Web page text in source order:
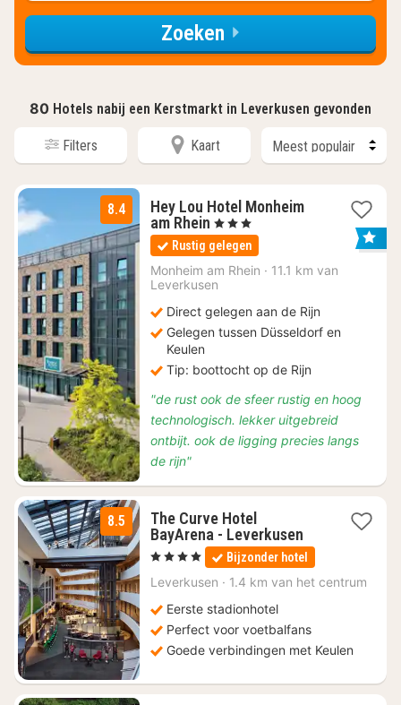
Zoeken
80 Hotels nabij een Kerstmarkt in Leverkusen gevonden
Filters Kaart
8.4
Hey Lou Hotel Monheim
am Rhein 2
nachten
vanaf
€
64
, 3 Sterren
Rustig gelegen
Monheim am Rhein · 11.1 km van
Leverkusen
Direct gelegen aan de Rijn
Gelegen tussen Düsseldorf en
Keulen
Tip: boottocht op de Rijn
"de rust ook de sfeer rustig en hoog
technologisch. lekker uitgebreid
ontbijt. ook de ligging precies langs
de rijn"
8.5
The Curve Hotel
BayArena - Leverkusen2
nachten
vanaf
€
, 4 Sterren Bijzonder hotel
Leverkusen · 1.4 km van het centrum
Eerste stadionhotel
Perfect voor voetbalfans
Goede verbindingen met Keulen